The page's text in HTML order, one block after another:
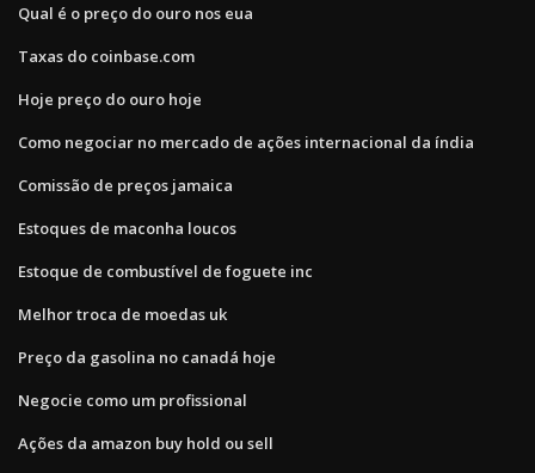
Qual é o preço do ouro nos eua
Taxas do coinbase.com
Hoje preço do ouro hoje
Como negociar no mercado de ações internacional da índia
Comissão de preços jamaica
Estoques de maconha loucos
Estoque de combustível de foguete inc
Melhor troca de moedas uk
Preço da gasolina no canadá hoje
Negocie como um profissional
Ações da amazon buy hold ou sell